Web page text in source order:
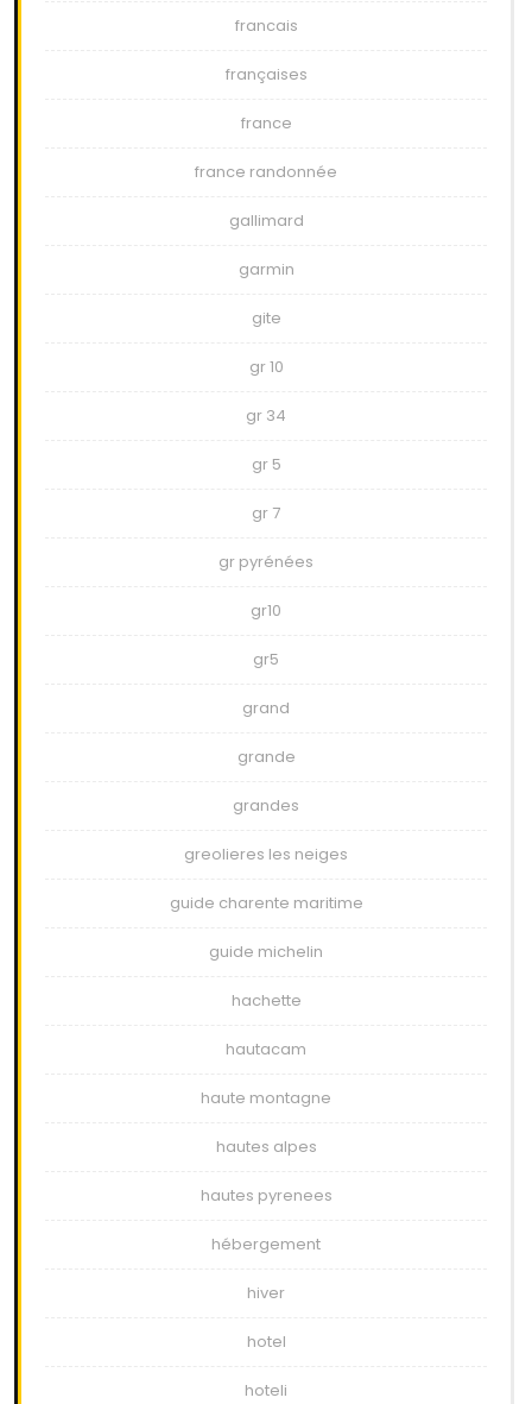
francais
françaises
france
france randonnée
gallimard
garmin
gite
gr 10
gr 34
gr 5
gr 7
gr pyrénées
gr10
gr5
grand
grande
grandes
greolieres les neiges
guide charente maritime
guide michelin
hachette
hautacam
haute montagne
hautes alpes
hautes pyrenees
hébergement
hiver
hotel
hoteli